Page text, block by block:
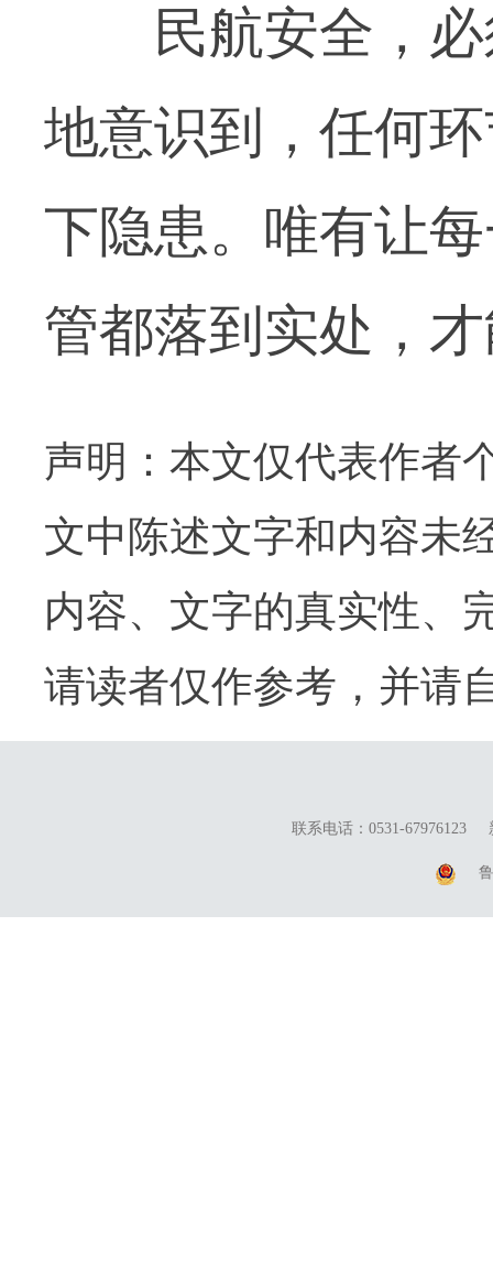
民航安全，必
地意识到，任何
下隐患。唯有让
管都落到实处，
声明：本文仅代表作者
文中陈述文字和内容未
内容、文字的真实性、
请读者仅作参考，并请
联系电话：0531-67976123